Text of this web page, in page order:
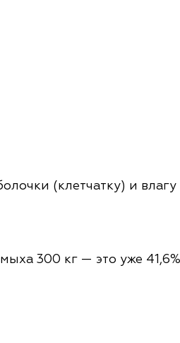
(клетчатку) и
300 кг — это уже